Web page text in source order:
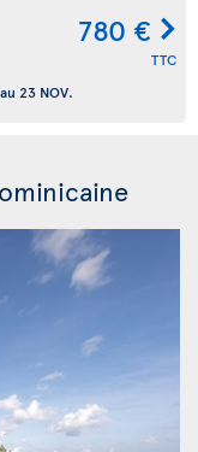
780 €
TTC
au 23 NOV.